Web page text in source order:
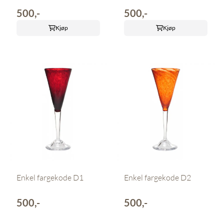
500,-
Kjøp
500,-
Kjøp
Enkel fargekode D1
500,-
Enkel fargekode D2
500,-